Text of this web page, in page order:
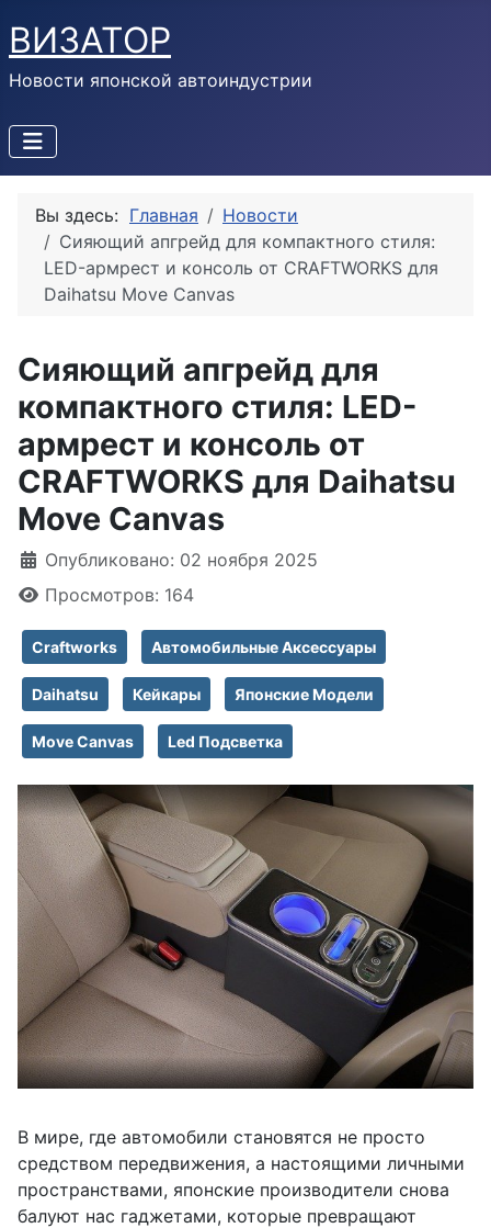
ВИЗАТОР
Новости японской автоиндустрии
Вы здесь: Главная
Новости
Сияющий апгрейд для компактного стиля:
LED-армрест и консоль от CRAFTWORKS для
Daihatsu Move Canvas
Сияющий апгрейд для
компактного стиля: LED-
армрест и консоль от
CRAFTWORKS для Daihatsu
Move Canvas
Информация о материале
Опубликовано: 02 ноября 2025
Просмотров: 164
Craftworks Автомобильные Аксессуары
Daihatsu Кейкары Японские Модели
Move Canvas Led Подсветка
В мире, где автомобили становятся не просто
средством передвижения, а настоящими личными
пространствами, японские производители снова
балуют нас гаджетами, которые превращают